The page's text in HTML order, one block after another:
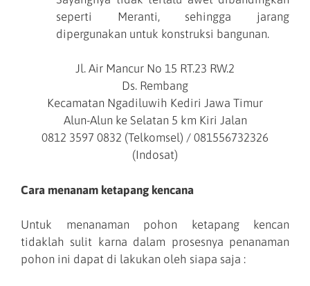
seperti Meranti, sehingga jarang
dipergunakan untuk konstruksi bangunan.
Jl. Air Mancur No 15 RT.23 RW.2
Ds. Rembang
Kecamatan Ngadiluwih Kediri Jawa Timur
Alun-Alun ke Selatan 5 km Kiri Jalan
0812 3597 0832 (Telkomsel) / 081556732326
(Indosat)
Cara menanam ketapang kencana
Untuk menanaman pohon ketapang kencan
tidaklah sulit karna dalam prosesnya penanaman
pohon ini dapat di lakukan oleh siapa saja :